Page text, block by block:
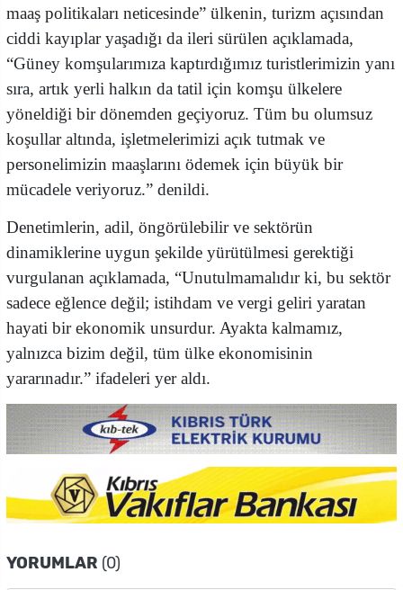
maaş politikaları neticesinde” ülkenin, turizm açısından
ciddi kayıplar yaşadığı da ileri sürülen açıklamada,
“Güney komşularımıza kaptırdığımız turistlerimizin yanı
sıra, artık yerli halkın da tatil için komşu ülkelere
yöneldiği bir dönemden geçiyoruz. Tüm bu olumsuz
koşullar altında, işletmelerimizi açık tutmak ve
personelimizin maaşlarını ödemek için büyük bir
mücadele veriyoruz.” denildi.
Denetimlerin, adil, öngörülebilir ve sektörün
dinamiklerine uygun şekilde yürütülmesi gerektiği
vurgulanan açıklamada, “Unutulmamalıdır ki, bu sektör
sadece eğlence değil; istihdam ve vergi geliri yaratan
hayati bir ekonomik unsurdur. Ayakta kalmamız,
yalnızca bizim değil, tüm ülke ekonomisinin
yararınadır.” ifadeleri yer aldı.
YORUMLAR (0)